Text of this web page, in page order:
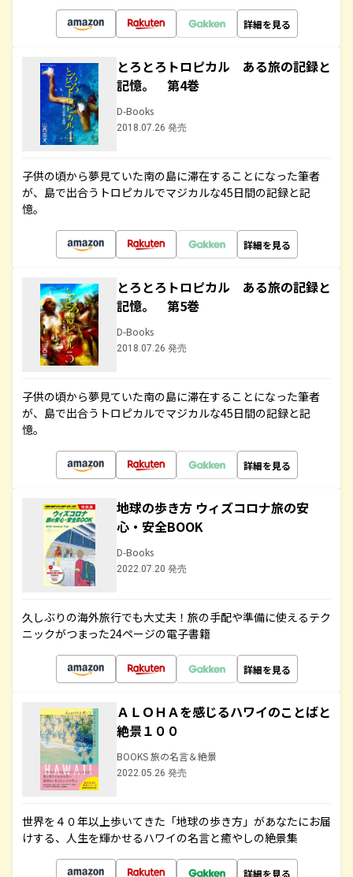
詳細を見る
とろとろトロピカル ある旅の記録と
記憶。 第4巻
D-Books
2018.07.26 発売
子供の頃から夢見ていた南の島に滞在することになった筆者
が、島で出合うトロピカルでマジカルな45日間の記録と記
憶。
詳細を見る
とろとろトロピカル ある旅の記録と
記憶。 第5巻
D-Books
2018.07.26 発売
子供の頃から夢見ていた南の島に滞在することになった筆者
が、島で出合うトロピカルでマジカルな45日間の記録と記
憶。
詳細を見る
地球の歩き方 ウィズコロナ旅の安
心・安全BOOK
D-Books
2022.07.20 発売
久しぶりの海外旅行でも大丈夫！旅の手配や準備に使えるテク
ニックがつまった24ページの電子書籍
詳細を見る
ＡＬＯＨＡを感じるハワイのことばと
絶景１００
BOOKS 旅の名言＆絶景
2022.05.26 発売
世界を４０年以上歩いてきた「地球の歩き方」があなたにお届
けする、人生を輝かせるハワイの名言と癒やしの絶景集
詳細を見る